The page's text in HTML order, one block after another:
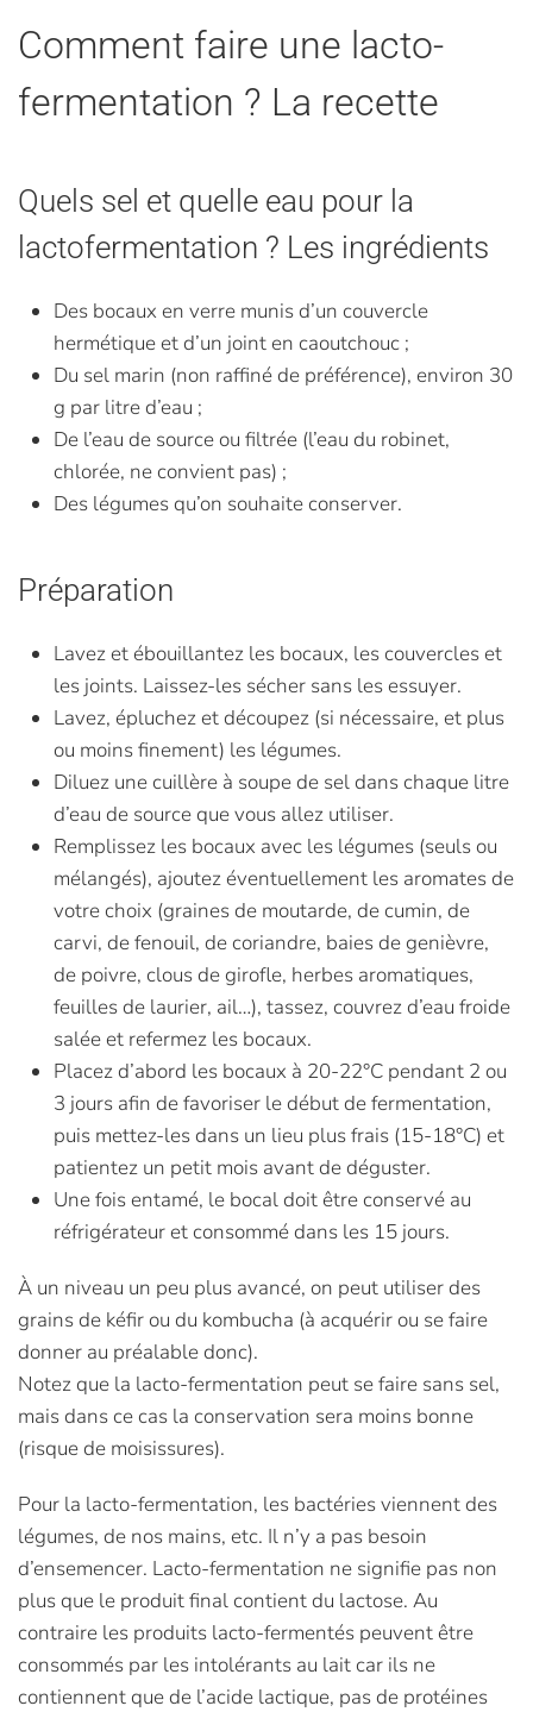
Comment faire une lacto-
fermentation ? La recette
Quels sel et quelle eau pour la
lactofermentation ? Les ingrédients
Des bocaux en verre munis d’un couvercle
hermétique et d’un joint en caoutchouc ;
Du sel marin (non raffiné de préférence), environ 30
g par litre d’eau ;
De l’eau de source ou filtrée (l’eau du robinet,
chlorée, ne convient pas) ;
Des légumes qu’on souhaite conserver.
Préparation
Lavez et ébouillantez les bocaux, les couvercles et
les joints. Laissez-les sécher sans les essuyer.
Lavez, épluchez et découpez (si nécessaire, et plus
ou moins finement) les légumes.
Diluez une cuillère à soupe de sel dans chaque litre
d’eau de source que vous allez utiliser.
Remplissez les bocaux avec les légumes (seuls ou
mélangés), ajoutez éventuellement les aromates de
votre choix (graines de moutarde, de cumin, de
carvi, de fenouil, de coriandre, baies de genièvre,
de poivre, clous de girofle, herbes aromatiques,
feuilles de laurier, ail…), tassez, couvrez d’eau froide
salée et refermez les bocaux.
Placez d’abord les bocaux à 20-22°C pendant 2 ou
3 jours afin de favoriser le début de fermentation,
puis mettez-les dans un lieu plus frais (15-18°C) et
patientez un petit mois avant de déguster.
Une fois entamé, le bocal doit être conservé au
réfrigérateur et consommé dans les 15 jours.
À un niveau un peu plus avancé, on peut utiliser des
grains de kéfir ou du kombucha (à acquérir ou se faire
donner au préalable donc).
Notez que la lacto-fermentation peut se faire sans sel,
mais dans ce cas la conservation sera moins bonne
(risque de moisissures).
Pour la lacto-fermentation, les bactéries viennent des
légumes, de nos mains, etc. Il n’y a pas besoin
d’ensemencer. Lacto-fermentation ne signifie pas non
plus que le produit final contient du lactose. Au
contraire les produits lacto-fermentés peuvent être
consommés par les intolérants au lait car ils ne
contiennent que de l’acide lactique, pas de protéines